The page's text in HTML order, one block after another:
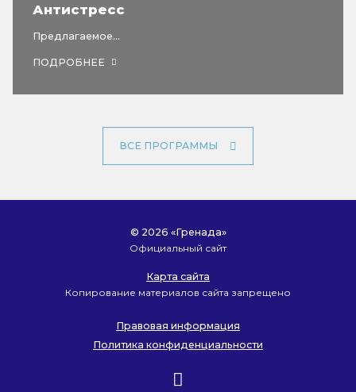
Антистресс
Предлагаемое...
ПОДРОБНЕЕ
ВСЕ ПРОГРАММЫ
© 2026 «Гренада»
Официальный сайт
Карта сайта
Копирование материалов сайта запрещено
Правовая информация
Политика конфиденциальности